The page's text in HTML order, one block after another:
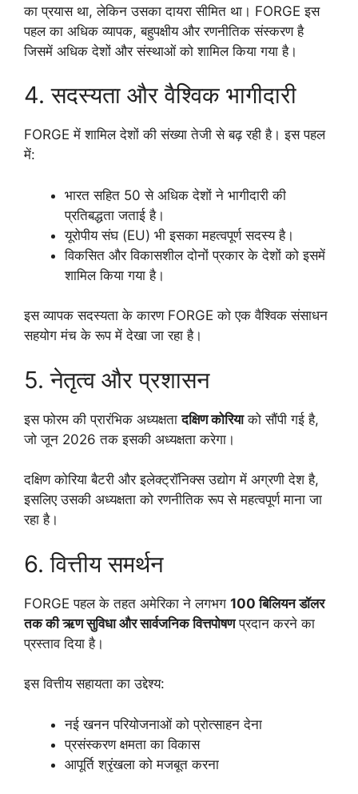
का प्रयास था, लेकिन उसका दायरा सीमित था। FORGE इस
पहल का अधिक व्यापक, बहुपक्षीय और रणनीतिक संस्करण है
जिसमें अधिक देशों और संस्थाओं को शामिल किया गया है।
4. सदस्यता और वैश्विक भागीदारी
FORGE में शामिल देशों की संख्या तेजी से बढ़ रही है। इस पहल
में:
भारत सहित 50 से अधिक देशों ने भागीदारी की
प्रतिबद्धता जताई है।
यूरोपीय संघ (EU) भी इसका महत्वपूर्ण सदस्य है।
विकसित और विकासशील दोनों प्रकार के देशों को इसमें
शामिल किया गया है।
इस व्यापक सदस्यता के कारण FORGE को एक वैश्विक संसाधन
सहयोग मंच के रूप में देखा जा रहा है।
5. नेतृत्व और प्रशासन
इस फोरम की प्रारंभिक अध्यक्षतादक्षिण कोरियाको सौंपी गई है,
जो जून 2026 तक इसकी अध्यक्षता करेगा।
दक्षिण कोरिया बैटरी और इलेक्ट्रॉनिक्स उद्योग में अग्रणी देश है,
इसलिए उसकी अध्यक्षता को रणनीतिक रूप से महत्वपूर्ण माना जा
रहा है।
6. वित्तीय समर्थन
FORGE पहल के तहत अमेरिका ने लगभग 100 बिलियन डॉलर
तक की ऋण सुविधा और सार्वजनिक वित्तपोषणप्रदान करने का
प्रस्ताव दिया है।
इस वित्तीय सहायता का उद्देश्य:
नई खनन परियोजनाओं को प्रोत्साहन देना
प्रसंस्करण क्षमता का विकास
आपूर्ति श्रृंखला को मजबूत करना